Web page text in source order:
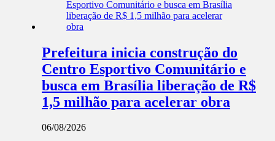
Prefeitura inicia construção do
Centro Esportivo Comunitário e
busca em Brasília liberação de R$
1,5 milhão para acelerar obra
06/08/2026